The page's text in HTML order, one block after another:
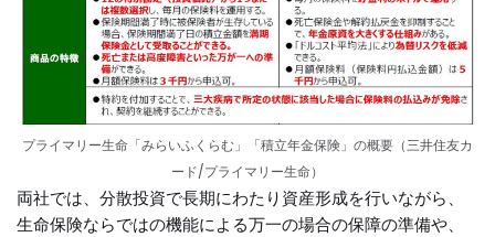
プライマリー生命「みらいふくらむ」「積立年金保険」の概要（三井住友カ
ード/プライマリー生命）
両社では、分散投資で長期にわたり資産形成を行いながら、
生命保険ならではの機能による万一の場合の保障の準備や、